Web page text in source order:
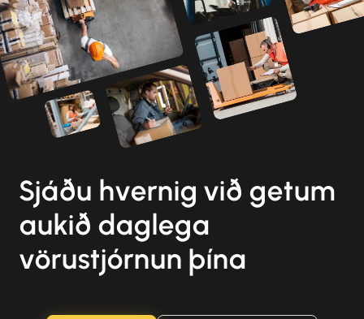
Sjáðu hvernig við getum
aukið daglega
vörustjórnun þína